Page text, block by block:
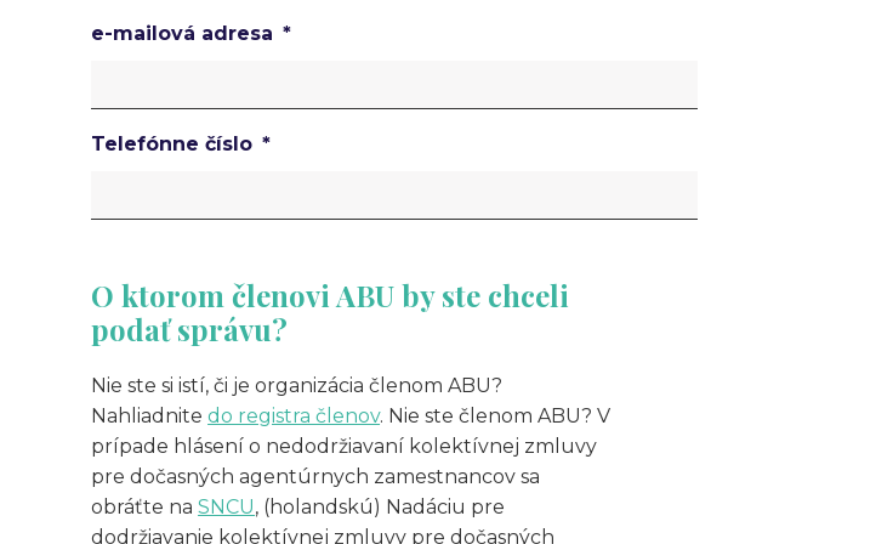
e-mailová adresa
Telefónne číslo
O ktorom členovi ABU by ste chceli
podať správu?
Nie ste si istí, či je organizácia členom ABU?
Nahliadnitedo registra členov. Nie ste členom ABU? V
prípade hlásení o nedodržiavaní kolektívnej zmluvy
pre dočasných agentúrnych zamestnancov sa
obráťte naSNCU, (holandskú) Nadáciu pre
dodržiavanie kolektívnej zmluvy pre dočasných